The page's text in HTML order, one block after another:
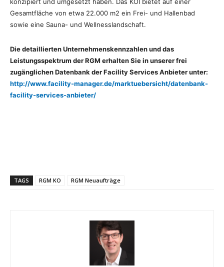
konzipiert und umgesetzt haben. Das KOI bietet auf einer
Gesamtfläche von etwa 22.000 m2 ein Frei- und Hallenbad
sowie eine Sauna- und Wellnesslandschaft.
Die detaillierten Unternehmenskennzahlen und das
Leistungsspektrum der RGM erhalten Sie in unserer frei
zugänglichen Datenbank der Facility Services Anbieter unter:
http://www.facility-manager.de/marktuebersicht/datenbank-
facility-services-anbieter/
TAGS RGM KO RGM Neuaufträge